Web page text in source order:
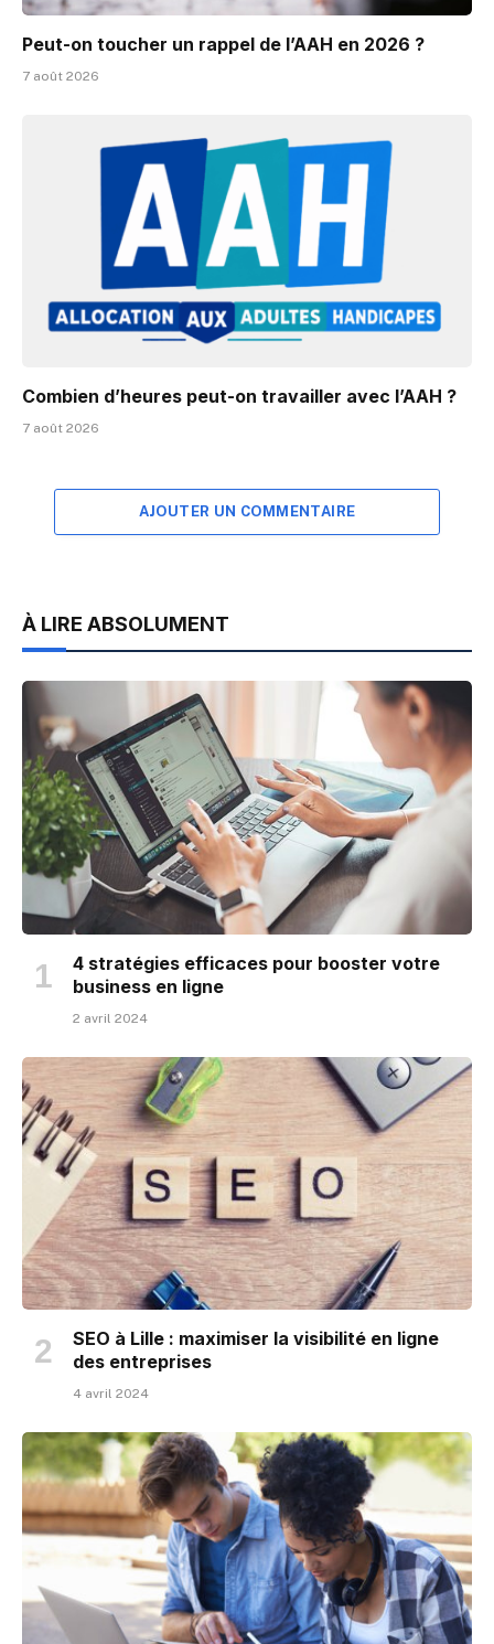
Peut-on toucher un rappel de l’AAH en 2026 ?
7 août 2026
Combien d’heures peut-on travailler avec l’AAH ?
7 août 2026
AJOUTER UN COMMENTAIRE
À LIRE ABSOLUMENT
4 stratégies efficaces pour booster votre
business en ligne
2 avril 2024
SEO à Lille : maximiser la visibilité en ligne
des entreprises
4 avril 2024